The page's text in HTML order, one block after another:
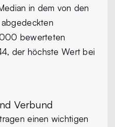
in dem von den
bewerteten
der höchste Wert bei
Verbund
einen wichtigen